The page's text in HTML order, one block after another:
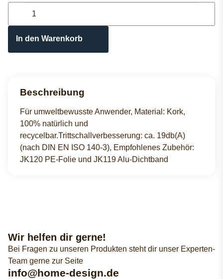
In den Warenkorb
Beschreibung
Für umweltbewusste Anwender, Material: Kork,
100% natürlich und
recycelbar.Trittschallverbesserung: ca. 19db(A)
(nach DIN EN ISO 140-3), Empfohlenes Zubehör:
JK120 PE-Folie und JK119 Alu-Dichtband
Wir helfen dir gerne!
Bei Fragen zu unseren Produkten steht dir unser Experten-
Team gerne zur Seite
info@home-design.de